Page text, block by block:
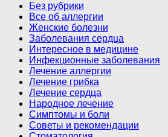
Без рубрики
Все об аллергии
Женские болезни
Заболевания сердца
Интересное в медицине
Инфекционные заболевания
Лечение аллергии
Лечение грибка
Лечение сердца
Народное лечение
Симптомы и боли
Советы и рекомендации